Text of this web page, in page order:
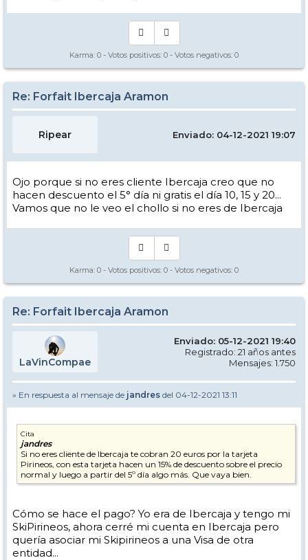
Karma: 0 - Votos positivos: 0 - Votos negativos: 0
Re: Forfait Ibercaja Aramon
Ripear Enviado: 04-12-2021 19:07
Ojo porque si no eres cliente Ibercaja creo que no
hacen descuento el 5° día ni gratis el día 10, 15 y 20...
Vamos que no le veo el chollo si no eres de Ibercaja
Karma: 0 - Votos positivos: 0 - Votos negativos: 0
Re: Forfait Ibercaja Aramon
LaVinCompae
Enviado: 05-12-2021 19:40
Registrado: 21 años antes
Mensajes: 1.750
» En respuesta al mensaje de jandres del 04-12-2021 13:11
Cita
jandres
Si no eres cliente de Ibercaja te cobran 20 euros por la tarjeta
Pirineos, con esta tarjeta hacen un 15% de descuento sobre el precio
normal y luego a partir del 5º día algo más. Que vaya bien.
Cómo se hace el pago? Yo era de Ibercaja y tengo mi
SkiPirineos, ahora cerré mi cuenta en Ibercaja pero
quería asociar mi Skipirineos a una Visa de otra
entidad...